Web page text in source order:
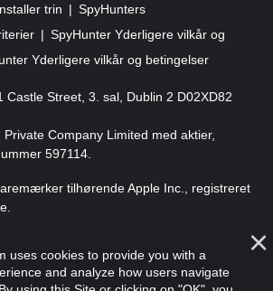
trin
SpyHunters
SpyHunter Yderligere vilkår og
Yderligere vilkår og betingelser
Castle Street, 3. sal, Dublin 2 D02XD82
Company Limited med aktier,
597114.
tilhørende Apple Inc., registreret
uses cookies to provide you with a
and analyze how users navigate